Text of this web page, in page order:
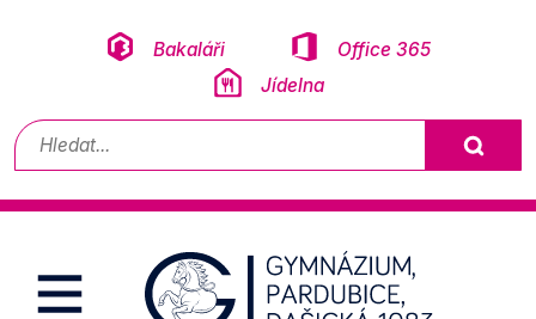
Bakaláři
Office 365
Jídelna
Vyhledávání